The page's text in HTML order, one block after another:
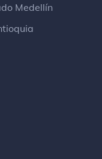
Medellín